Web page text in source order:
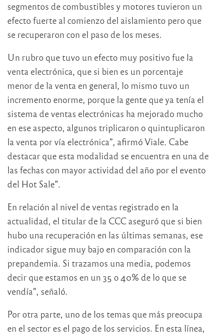
segmentos de combustibles y motores tuvieron un
efecto fuerte al comienzo del aislamiento pero que
se recuperaron con el paso de los meses.
Un rubro que tuvo un efecto muy positivo fue la
venta electrónica, que si bien es un porcentaje
menor de la venta en general, lo mismo tuvo un
incremento enorme, porque la gente que ya tenía el
sistema de ventas electrónicas ha mejorado mucho
en ese aspecto, algunos triplicaron o quintuplicaron
la venta por vía electrónica”, afirmó Viale. Cabe
destacar que esta modalidad se encuentra en una de
las fechas con mayor actividad del año por el evento
del Hot Sale”.
En relación al nivel de ventas registrado en la
actualidad, el titular de la CCC aseguró que si bien
hubo una recuperación en las últimas semanas, ese
indicador sigue muy bajo en comparación con la
prepandemia. Si trazamos una media, podemos
decir que estamos en un 35 o 40% de lo que se
vendía”, señaló.
Por otra parte, uno de los temas que más preocupa
en el sector es el pago de los servicios. En esta línea,